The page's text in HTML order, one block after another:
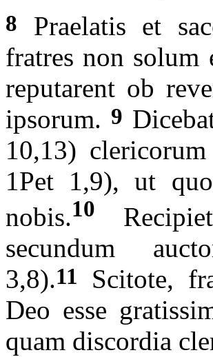
8
Praelatis et
fratres non solum
reputarent ob
ipsorum. 9
10,13)
1Pet 1,9), ut
nobis.10
secundum
3,8).11
Scitote,
Deo esse
quam discordia